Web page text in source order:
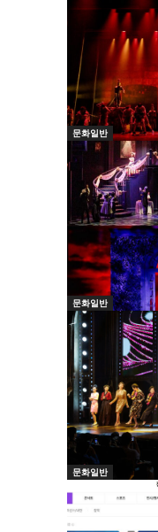
문화일반
문화일반
문화일반